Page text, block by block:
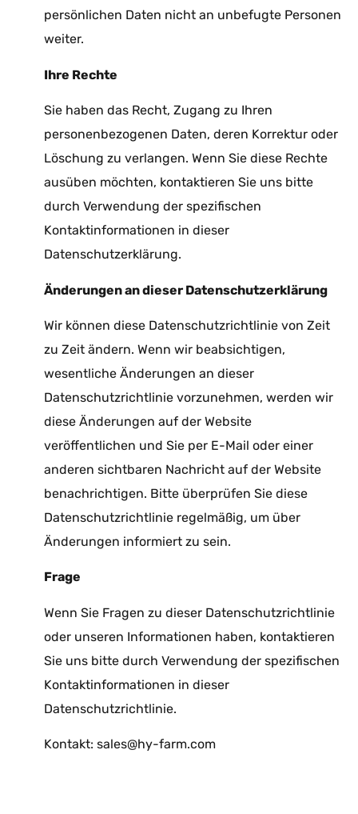
persönlichen Daten nicht an unbefugte Personen
weiter.
Ihre Rechte
Sie haben das Recht, Zugang zu Ihren
personenbezogenen Daten, deren Korrektur oder
Löschung zu verlangen. Wenn Sie diese Rechte
ausüben möchten, kontaktieren Sie uns bitte
durch Verwendung der spezifischen
Kontaktinformationen in dieser
Datenschutzerklärung.
Änderungen an dieser Datenschutzerklärung
Wir können diese Datenschutzrichtlinie von Zeit
zu Zeit ändern. Wenn wir beabsichtigen,
wesentliche Änderungen an dieser
Datenschutzrichtlinie vorzunehmen, werden wir
diese Änderungen auf der Website
veröffentlichen und Sie per E-Mail oder einer
anderen sichtbaren Nachricht auf der Website
benachrichtigen. Bitte überprüfen Sie diese
Datenschutzrichtlinie regelmäßig, um über
Änderungen informiert zu sein.
Frage
Wenn Sie Fragen zu dieser Datenschutzrichtlinie
oder unseren Informationen haben, kontaktieren
Sie uns bitte durch Verwendung der spezifischen
Kontaktinformationen in dieser
Datenschutzrichtlinie.
Kontakt: sales@hy-farm.com